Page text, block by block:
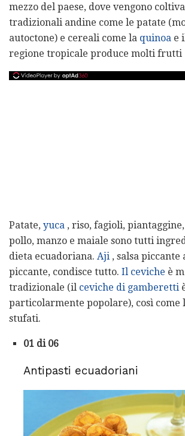
mezzo del paese, dove vengono
tradizionali andine come le patate
autoctone) e cereali come la quinoa e
regione tropicale produce molti frutti
Patate, yuca , riso, fagioli,
pollo, manzo e maiale sono tutti
dieta ecuadoriana. Aji , salsa
piccante, condisce tutto. Il ceviche è
tradizionale (il ceviche di gamberetti
particolarmente popolare), così come
stufati.
01 di 06
Antipasti ecuadoriani